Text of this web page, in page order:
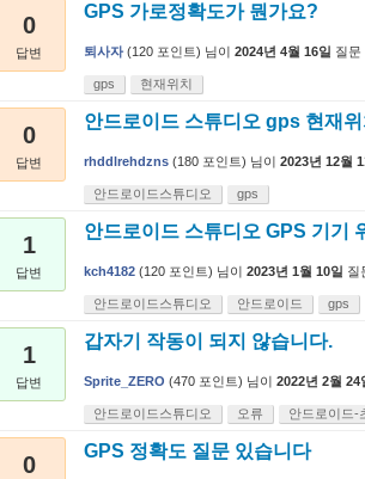
0
답변
GPS 가로정확도가 뭔가요?
퇴사자 (120 포인트) 님이 2024년 4월 16일 질문
gps 현재위치
0
답변
안드로이드 스튜디오 gps 현재위
rhddlrehdzns (180 포인트) 님이 2023년 12월
안드로이드스튜디오 gps
1
답변
안드로이드 스튜디오 GPS 기기
kch4182 (120 포인트) 님이 2023년 1월 10일 질
안드로이드스튜디오 안드로이드 gps
1
답변
갑자기 작동이 되지 않습니다.
Sprite_ZERO (470 포인트) 님이 2022년 2월 24
안드로이드스튜디오 오류 안드로이드-
0
GPS 정확도 질문 있습니다